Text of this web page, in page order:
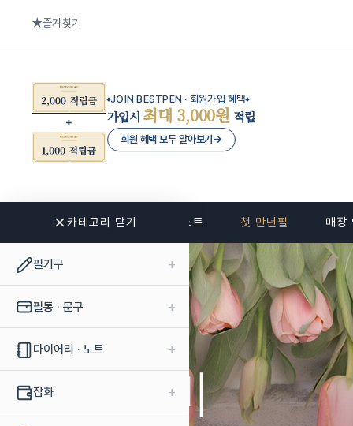
즐겨찾기
JOIN BESTPEN · 회원가입 혜택
가입시 최대 3,000원 적립
회원 혜택 모두 알아보기 →
카테고리 닫기
필기구 +
필통 · 문구 +
다이어리 · 노트 +
잡화 +
신상품 베스트 첫 만년필 매장